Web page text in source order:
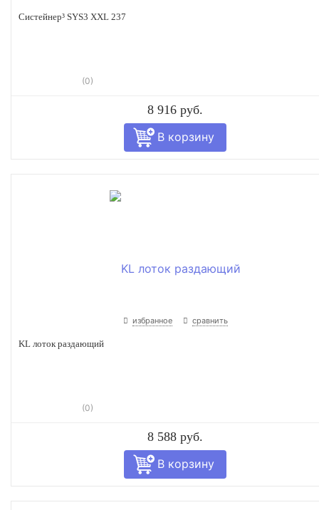
Систейнер³ SYS3 XXL 237
(0)
8 916 руб.
избранное сравнить
KL лоток раздающий
(0)
8 588 руб.